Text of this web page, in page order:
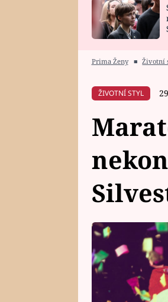
HOROSKOP NA
Prima Ženy ■ Životní
ŽIVOTNÍ STYL